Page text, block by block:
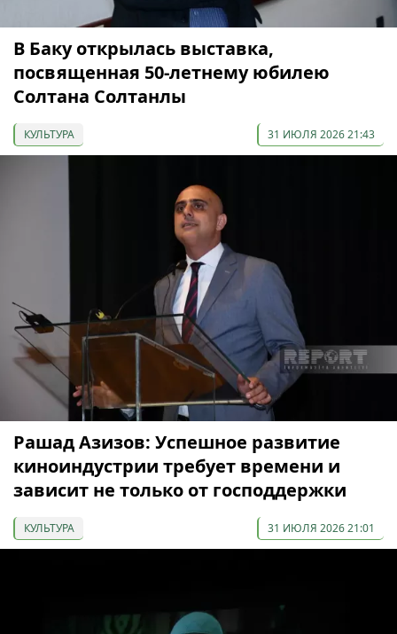
В Баку открылась выставка,
посвященная 50-летнему юбилею
Солтана Солтанлы
КУЛЬТУРА 31 ИЮЛЯ 2026 21:43
Рашад Азизов: Успешное развитие
киноиндустрии требует времени и
зависит не только от господдержки
КУЛЬТУРА 31 ИЮЛЯ 2026 21:01